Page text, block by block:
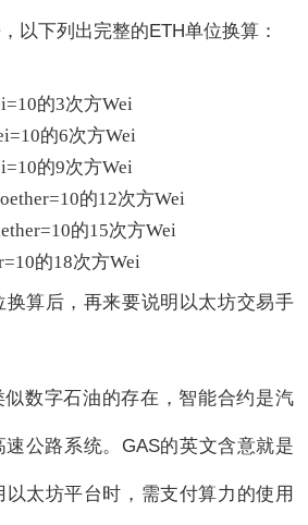
以下列出完整的ETH单位换算：
的3次方Wei
的6次方Wei
的9次方Wei
的12次方Wei
的15次方Wei
的18次方Wei
算后，再来要说明以太坊交易手
似数字石油的存在，智能合约是汽
公路系统。GAS的英文含意就是
太坊平台时，需支付算力的使用